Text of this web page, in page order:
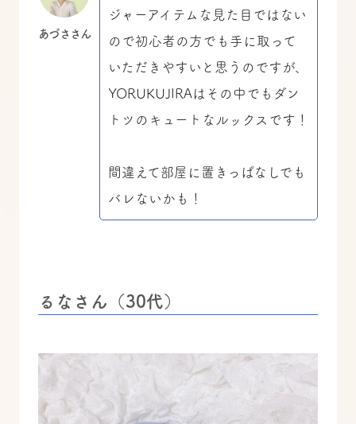
あづささん
ジャーアイテムな見た目ではない
ので初心者の方でも手に取って
いただきやすいと思うのですが、
YORUKUJIRAはその中でもダン
トツのキュートなルックスです！
間違えて部屋に置きっぱなしでも
バレないかも！
るなさん（30代）